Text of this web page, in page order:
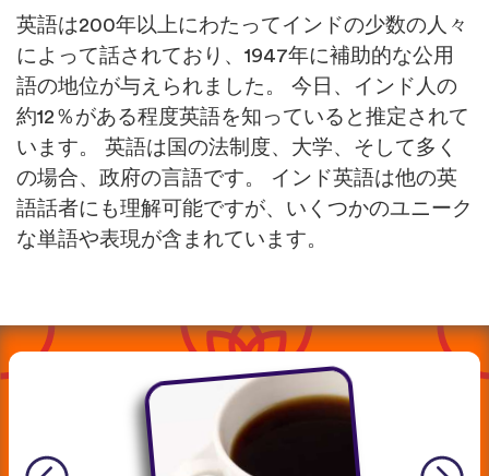
英語は200年以上にわたってインドの少数の人々
によって話されており、1947年に補助的な公用
語の地位が与えられました。 今日、インド人の
約12％がある程度英語を知っていると推定されて
います。 英語は国の法制度、大学、そして多く
の場合、政府の言語です。 インド英語は他の英
語話者にも理解可能ですが、いくつかのユニーク
な単語や表現が含まれています。